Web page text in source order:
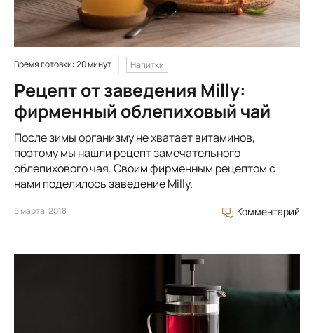
Время готовки: 20 минут Напитки
Рецепт от заведения Milly:
фирменный облепиховый чай
После зимы организму не хватает витаминов,
поэтому мы нашли рецепт замечательного
облепихового чая. Своим фирменным рецептом с
нами поделилось заведение Milly.
5 марта, 2018 Комментарий